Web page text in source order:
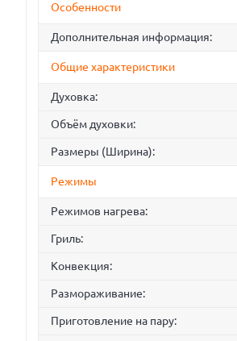
Особенности
Дополнительная информация:
Общие характеристики
Духовка:
Объём духовки:
Размеры (Ширина):
Режимы
Режимов нагрева:
Гриль:
Конвекция:
Размораживание:
Приготовление на пару: